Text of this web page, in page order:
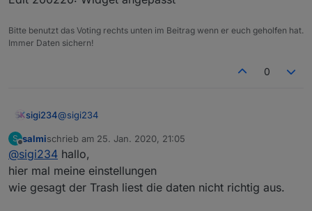
ioBroker.vis-inventwo
nicht installiert
• Bindings werden erst in der Runtime sichtbar
• Z-Index verstellt
• Leerzeichen/Sonderzeichen im View/Projekt Name
• Skripte nicht installiert
• Häufig hilft ein Neustart des Systems
VIEW IT
Bitte benutzt das Voting rechts unten im Beitrag wenn er euch geholfen hat.
Immer Daten sichern!
0
sigi234@sigi234
View Entsorgung:
VIEW_TrashSchedule.txt
Adapter TrashSchedule benötigt.
S
Offline
salmischrieb am 25. Jan. 2020, 21:05
zuletzt editiert von
@sigi234 hallo,
hier mal meine einstellungen
wie gesagt der Trash liest die daten nicht richtig aus.